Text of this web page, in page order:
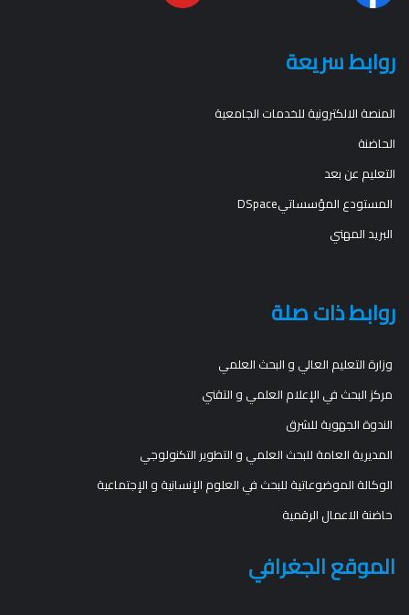
روابط سريعة
المنصة الالكترونية للخدمات الجامعية
الحاضنة
التعليم عن بعد
المستودع المؤسساتيDSpace
البريد المهني
روابط ذات صلة
وزارة التعليم العالي و البحث العلمي
مركز البحث في الإعلام العلمي و التقني
الندوة الجهوية للشرق
المديرية العامة للبحث العلمي و التطوير التكنولوجي
الوكالة الموضوعاتية للبحث في العلوم الإنسانية و الإجتماعية
حاضنة الاعمال الرقمية
الموقع الجغرافي